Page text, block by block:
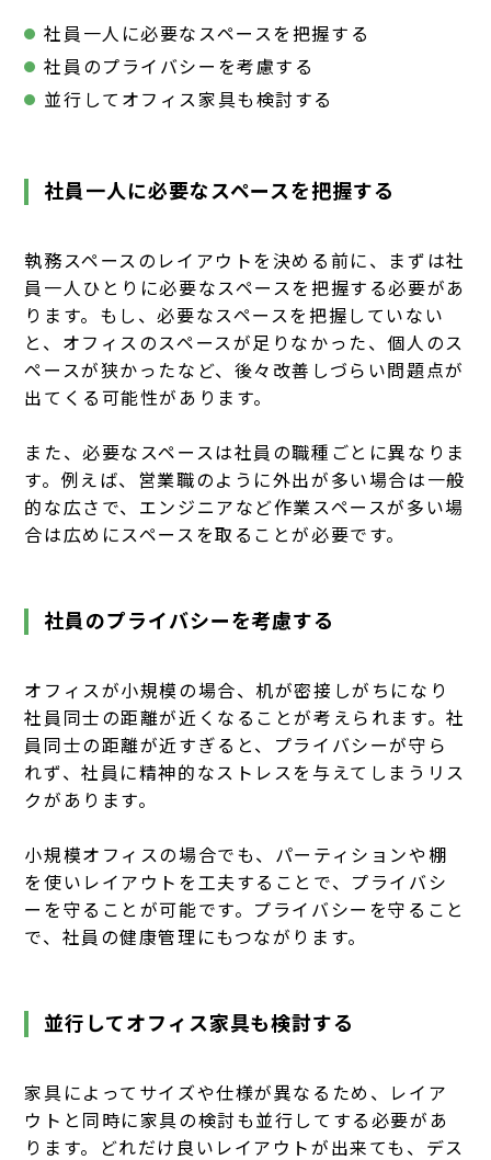
社員一人に必要なスペースを把握する
社員のプライバシーを考慮する
並行してオフィス家具も検討する
社員一人に必要なスペースを把握する
執務スペースのレイアウトを決める前に、まずは社
員一人ひとりに必要なスペースを把握する必要があ
ります。もし、必要なスペースを把握していない
と、オフィスのスペースが足りなかった、個人のス
ペースが狭かったなど、後々改善しづらい問題点が
出てくる可能性があります。
また、必要なスペースは社員の職種ごとに異なりま
す。例えば、営業職のように外出が多い場合は一般
的な広さで、エンジニアなど作業スペースが多い場
合は広めにスペースを取ることが必要です。
社員のプライバシーを考慮する
オフィスが小規模の場合、机が密接しがちになり
社員同士の距離が近くなることが考えられます。社
員同士の距離が近すぎると、プライバシーが守ら
れず、社員に精神的なストレスを与えてしまうリス
クがあります。
小規模オフィスの場合でも、パーティションや棚
を使いレイアウトを工夫することで、プライバシ
ーを守ることが可能です。プライバシーを守ること
で、社員の健康管理にもつながります。
並行してオフィス家具も検討する
家具によってサイズや仕様が異なるため、レイア
ウトと同時に家具の検討も並行してする必要があ
ります。どれだけ良いレイアウトが出来ても、デス